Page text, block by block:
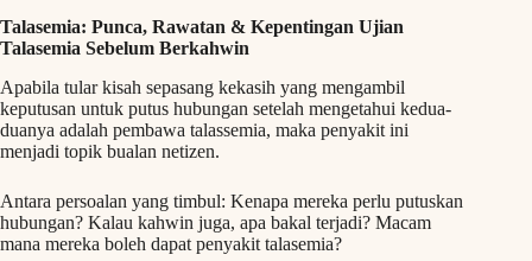
Talasemia: Punca, Rawatan & Kepentingan Ujian
Talasemia Sebelum Berkahwin
Apabila tular kisah sepasang kekasih yang mengambil
keputusan untuk putus hubungan setelah mengetahui kedua-
duanya adalah pembawa talassemia, maka penyakit ini
menjadi topik bualan netizen.
Antara persoalan yang timbul: Kenapa mereka perlu putuskan
hubungan? Kalau kahwin juga, apa bakal terjadi? Macam
mana mereka boleh dapat penyakit talasemia?